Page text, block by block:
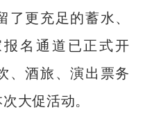
更充足的蓄水、
名通道已正式开
、酒旅、演出票务
大促活动。